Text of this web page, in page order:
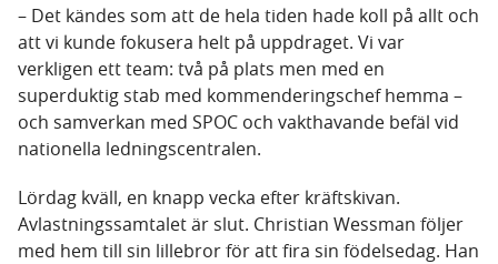
– Det kändes som att de hela tiden hade koll på allt och
att vi kunde fokusera helt på uppdraget. Vi var
verkligen ett team: två på plats men med en
superduktig stab med kommenderingschef hemma –
och samverkan med SPOC och vakthavande befäl vid
nationella ledningscentralen.
Lördag kväll, en knapp vecka efter kräftskivan.
Avlastningssamtalet är slut. Christian Wessman följer
med hem till sin lillebror för att fira sin födelsedag. Han